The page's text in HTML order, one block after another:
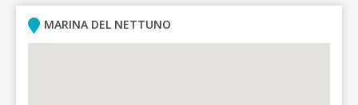
MARINA DEL NETTUNO